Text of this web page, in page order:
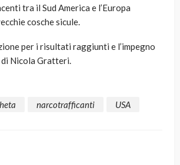
tra il Sud America e l’Europa
cosche sicule.
per i risultati raggiunti e l’impegno
Nicola Gratteri.
narcotrafficanti USA